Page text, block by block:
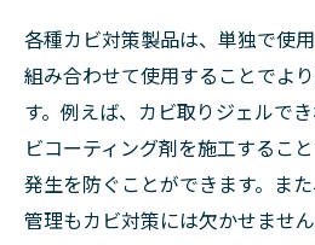
各種カビ対策製品は、単独で使
組み合わせて使用することでよ
す。例えば、カビ取りジェルで
ビコーティング剤を施工するこ
発生を防ぐことができます。ま
管理もカビ対策には欠かせませ